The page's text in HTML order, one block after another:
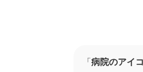
「病院のアイ